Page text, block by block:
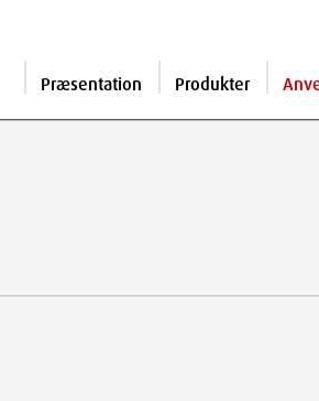
Præsentation Produkter